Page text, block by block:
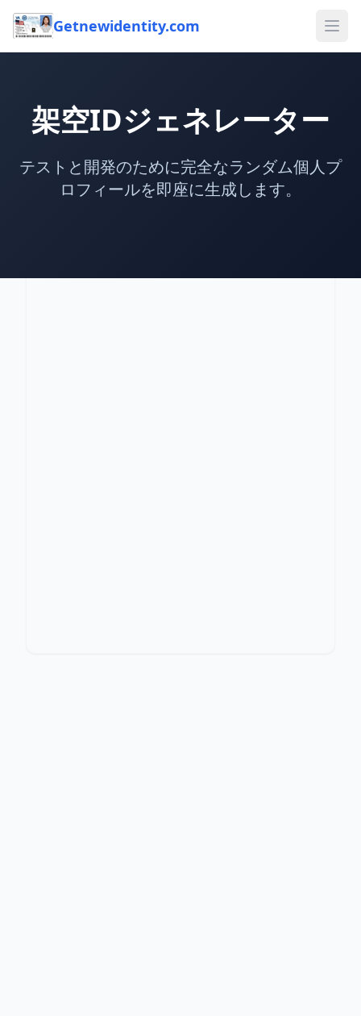
Getnewidentity.com
架空IDジェネレーター
テストと開発のために完全なランダム個人プ
ロフィールを即座に生成します。